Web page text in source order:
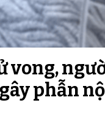
vong,
phẫn nộ